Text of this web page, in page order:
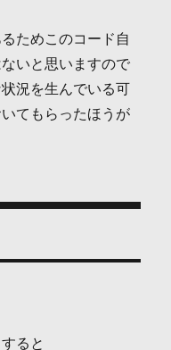
ためこのコード自
いと思いますので
況を生んでいる可
てもらったほうが
ると